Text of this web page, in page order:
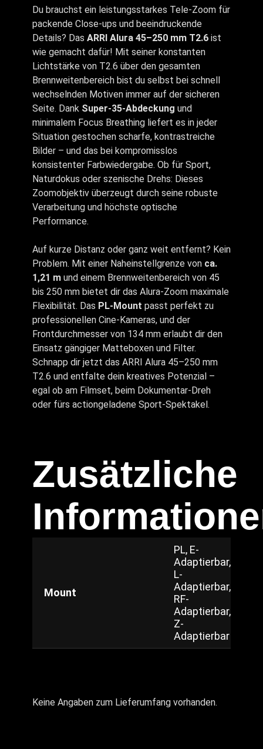
Du brauchst ein leistungsstarkes Tele-Zoom für
packende Close-ups und beeindruckende
Details? Das ARRI Alura 45–250 mm T2.6 ist
wie gemacht dafür! Mit seiner konstanten
Lichtstärke von T2.6 über den gesamten
Brennweitenbereich bist du selbst bei schnell
wechselnden Motiven immer auf der sicheren
Seite. Dank Super-35-Abdeckung und
minimalem Focus Breathing liefert es in jeder
Situation gestochen scharfe, kontrastreiche
Bilder – und das bei kompromisslos
konsistenter Farbwiedergabe. Ob für Sport,
Naturdokus oder szenische Drehs: Dieses
Zoomobjektiv überzeugt durch seine robuste
Verarbeitung und höchste optische
Performance.
Auf kurze Distanz oder ganz weit entfernt? Kein
Problem. Mit einer Naheinstellgrenze von ca.
1,21 m und einem Brennweitenbereich von 45
bis 250 mm bietet dir das Alura-Zoom maximale
Flexibilität. Das PL-Mount passt perfekt zu
professionellen Cine-Kameras, und der
Frontdurchmesser von 134 mm erlaubt dir den
Einsatz gängiger Matteboxen und Filter.
Schnapp dir jetzt das ARRI Alura 45–250 mm
T2.6 und entfalte dein kreatives Potenzial –
egal ob am Filmset, beim Dokumentar-Dreh
oder fürs actiongeladene Sport-Spektakel.
Zusätzliche
Mount
PL, E-
Adaptierbar,
L-
Adaptierbar,
RF-
Adaptierbar,
Z-
Adaptierbar
Keine Angaben zum Lieferumfang vorhanden.